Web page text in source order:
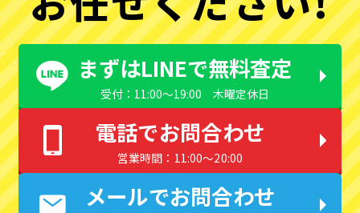
まずはLINEで無料査定
受付：11:00〜19:00 木曜定休日
電話でお問合わせ
営業時間：11:00〜20:00
メールでお問合わせ